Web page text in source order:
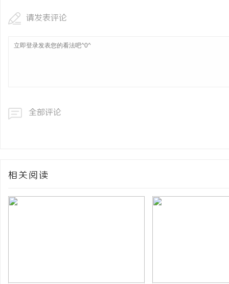
请发表评论
全部评论
相关阅读